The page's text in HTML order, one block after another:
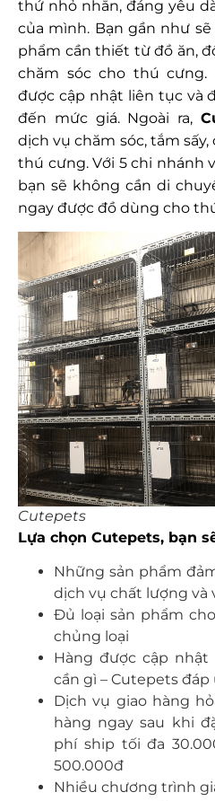
thứ nhỏ nhắn, đáng yêu
của mình. Bạn gần như
phẩm cần thiết từ đồ ăn,
chăm sóc cho thú cưng.
được cập nhật liên tục và
đến mức giá. Ngoài ra,
dịch vụ chăm sóc, tắm
thú cưng. Với 5 chi nhánh
bạn sẽ không cần di
ngay được đồ dùng cho
Cutepets
Lựa chọn Cutepets, bạn
Những sản phẩm
dịch vụ chất lượng
Đủ loại sản phẩm
chủng loại
Hàng được cập
cần gì – Cutepets
Dịch vụ giao hàng
hàng ngay sau khi
phí ship tối đa
500.000đ
Nhiều chương trình